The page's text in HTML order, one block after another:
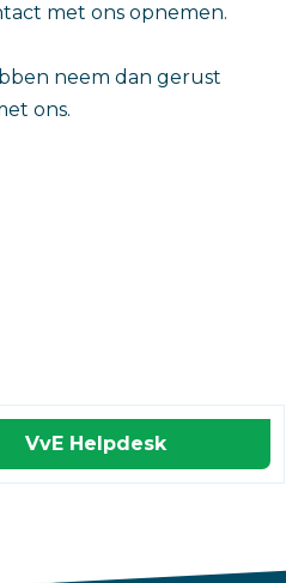
met ons opnemen.
neem dan gerust
ons.
VvE Helpdesk